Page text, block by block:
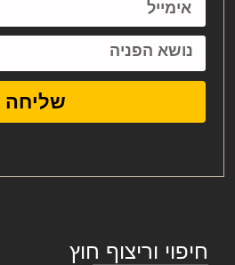
שליחה
חיפוי וריצוף חוץ